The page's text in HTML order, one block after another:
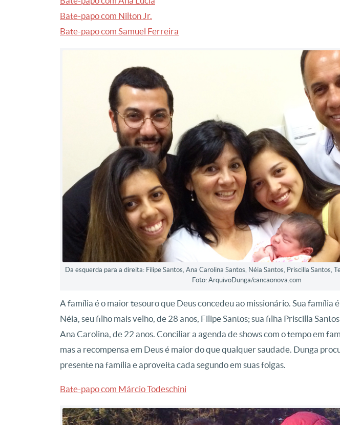
Bate-papo com Nilton Jr.
Bate-papo com Samuel Ferreira
Da esquerda para a direita: Filipe Santos, Ana Carolina Santos, Néia Santos, Priscilla Santos,
Foto: ArquivoDunga/cancaonova.com
A família é o maior tesouro que Deus concedeu ao missionário. Sua família
Néia, seu filho mais velho, de 28 anos, Filipe Santos; sua filha Priscilla
Ana Carolina, de 22 anos. Conciliar a agenda de shows com o tempo em
mas a recompensa em Deus é maior do que qualquer saudade. Dunga
presente na família e aproveita cada segundo em suas folgas.
Bate-papo com Márcio Todeschini